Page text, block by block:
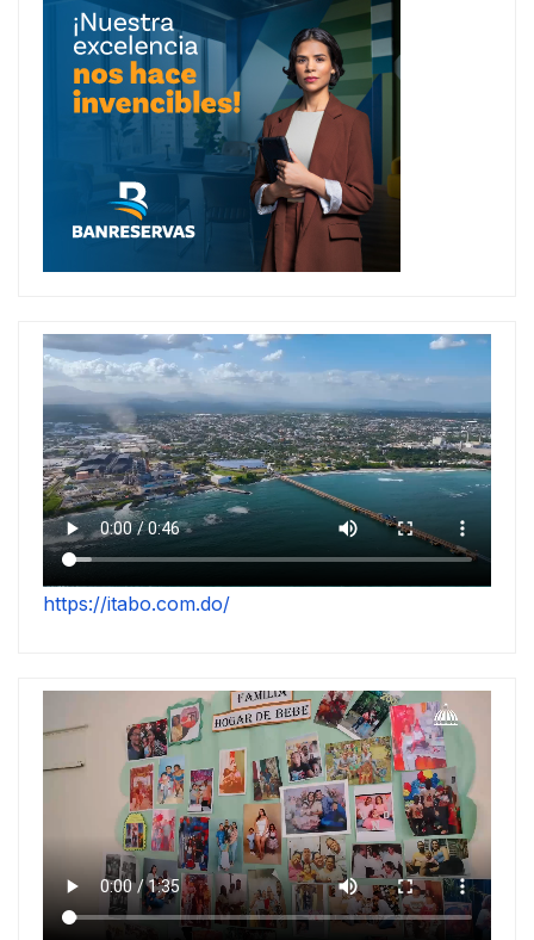
https://itabo.com.do/